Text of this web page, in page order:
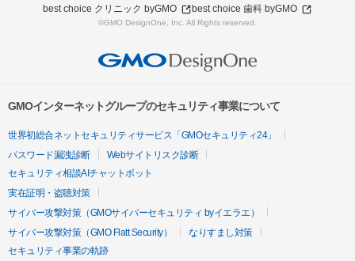
best choice クリニック byGMO
best choice 歯科 byGMO
©GMO DesignOne, Inc. All Rights reserved.
GMOインターネットグループのセキュリティ事業について
世界初総合ネットセキュリティサービス「GMOセキュリティ24」
パスワード漏洩診断
Webサイトリスク診断
セキュリティ相談AIチャットボット
実在証明・盗聴対策
サイバー攻撃対策（GMOサイバーセキュリティ byイエラエ）
サイバー攻撃対策（GMO Flatt Security）
なりすまし対策
セキュリティ事業の軌跡